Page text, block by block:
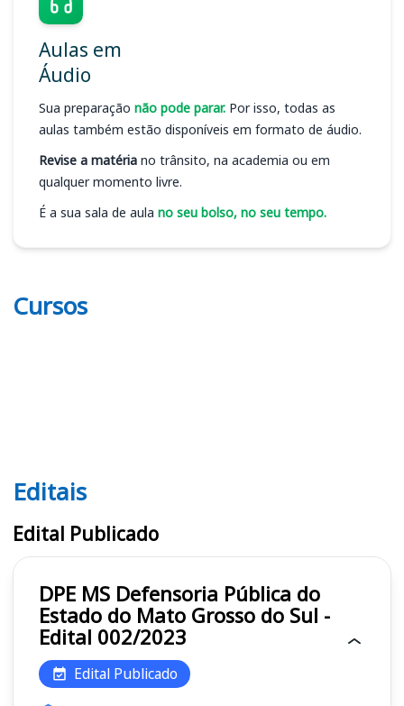
Aulas em
Áudio
Sua preparação não pode parar. Por isso, todas as
aulas também estão disponíveis em formato de áudio.
Revise a matéria no trânsito, na academia ou em
qualquer momento livre.
É a sua sala de aula no seu bolso, no seu tempo.
Cursos
Editais DPE MS
Editais
Edital Publicado
DPE MS Defensoria Pública do
Estado do Mato Grosso do Sul -
Edital 002/2023
Edital Publicado